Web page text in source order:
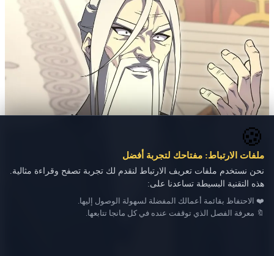
🍪
ملفات الارتباط: مفتاحك لتجربة أفضل
نحن نستخدم ملفات تعريف الارتباط لنقدم لك تجربة تصفح وقراءة مثالية.
هذه التقنية البسيطة تساعدنا على:
❤️ الاحتفاظ بقائمة أعمالك المفضلة لسهولة الوصول إليها.
🔖 معرفة الفصل الذي توقفت عنده في كل مانجا تتابعها.